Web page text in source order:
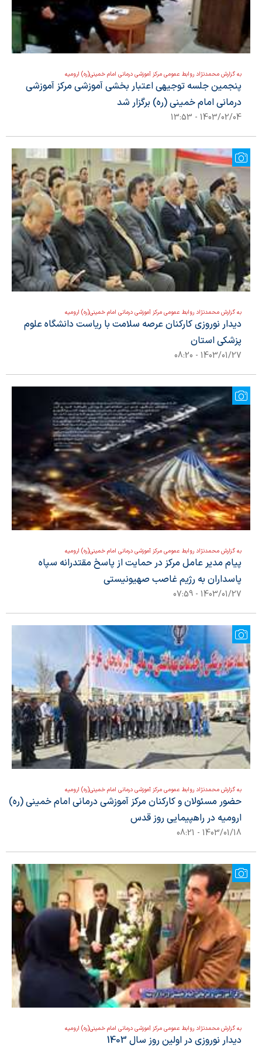
به گزارش محمدنژاد روابط عمومی مرکز آموزشی درمانی امام خمینی(ره) ارومیه
پنجمین جلسه توجیهی اعتبار بخشی آموزشی مرکز آموزشی
درمانی امام خمینی (ره) برگزار شد
1403/02/04 - 13:53
به گزارش محمدنژاد روابط عمومی مرکز آموزشی درمانی امام خمینی(ره) ارومیه
دیدار نوروزی کارکنان عرصه سلامت با ریاست دانشگاه علوم
پزشکی استان
1403/01/27 - 08:20
به گزارش محمدنژاد روابط عمومی مرکز آموزشی درمانی امام خمینی(ره) ارومیه
پیام مدیر عامل مرکز در حمایت از پاسخ مقتدرانه سپاه
پاسداران به رژیم غاصب صهیونیستی
1403/01/27 - 07:59
به گزارش محمدنژاد روابط عمومی مرکز آموزشی درمانی امام خمینی(ره) ارومیه
حضور مسئولان و کارکنان مرکز آموزشی درمانی امام خمینی (ره)
ارومیه در راهپیمایی روز قدس
1403/01/18 - 08:21
به گزارش محمدنژاد روابط عمومی مرکز آموزشی درمانی امام خمینی(ره) ارومیه
دیدار نوروزی در اولین روز سال 1403